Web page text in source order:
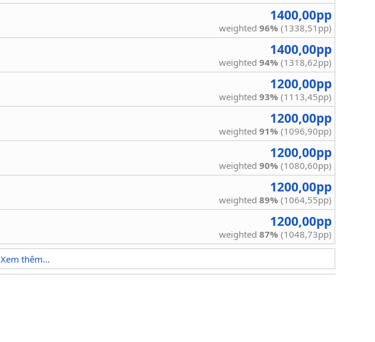
1400,00pp
weighted 96% (1338,51pp)
1400,00pp
weighted 94% (1318,62pp)
1200,00pp
weighted 93% (1113,45pp)
1200,00pp
weighted 91% (1096,90pp)
1200,00pp
weighted 90% (1080,60pp)
1200,00pp
weighted 89% (1064,55pp)
1200,00pp
weighted 87% (1048,73pp)
Xem thêm...